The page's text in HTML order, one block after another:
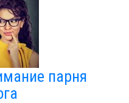
парня